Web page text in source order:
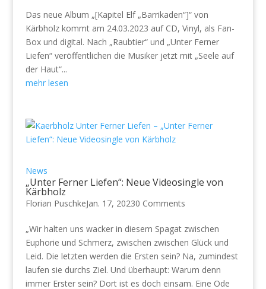
Das neue Album „[Kapitel Elf „Barrikaden“]“ von
Kärbholz kommt am 24.03.2023 auf CD, Vinyl, als Fan-
Box und digital. Nach „Raubtier“ und „Unter Ferner
Liefen“ veröffentlichen die Musiker jetzt mit „Seele auf
der Haut“...
mehr lesen
News
„Unter Ferner Liefen“: Neue Videosingle von
Kärbholz
Florian PuschkeJan. 17, 20230 Comments
„Wir halten uns wacker in diesem Spagat zwischen
Euphorie und Schmerz, zwischen zwischen Glück und
Leid. Die letzten werden die Ersten sein? Na, zumindest
laufen sie durchs Ziel. Und überhaupt: Warum denn
immer Erster sein? Dort ist es doch einsam. Eine Ode